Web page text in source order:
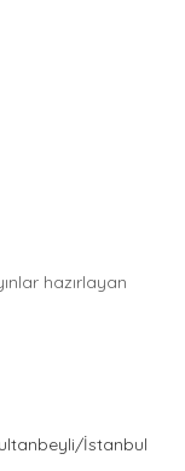
hazırlayan
İstanbul